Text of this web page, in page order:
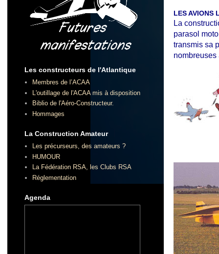
LES AVIONS
La
parasol
transmis sa
nombreuses
Les constructeurs de l'Atlantique
Membres de l’ACAA
L'outillage de l'ACAA mis à disposition
Biblio de l'Aéro-Constructeur.
Hommages
La Construction Amateur
Les précurseurs, des amateurs ?
HUMOUR
La Fédération RSA, les Clubs RSA
Réglementation
Agenda